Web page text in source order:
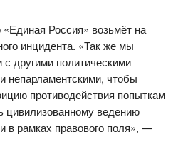
Россия» возьмёт на
инцидента. «Так же мы
другими политическими
непарламентскими, чтобы
противодействия попыткам
цивилизованному ведению
в рамках правового поля», —